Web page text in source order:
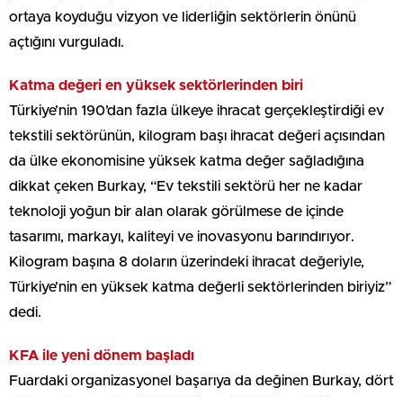
ortaya koyduğu vizyon ve liderliğin sektörlerin önünü
açtığını vurguladı.
Katma değeri en yüksek sektörlerinden biri
Türkiye’nin 190’dan fazla ülkeye ihracat gerçekleştirdiği ev
tekstili sektörünün, kilogram başı ihracat değeri açısından
da ülke ekonomisine yüksek katma değer sağladığına
dikkat çeken Burkay, “Ev tekstili sektörü her ne kadar
teknoloji yoğun bir alan olarak görülmese de içinde
tasarımı, markayı, kaliteyi ve inovasyonu barındırıyor.
Kilogram başına 8 doların üzerindeki ihracat değeriyle,
Türkiye’nin en yüksek katma değerli sektörlerinden biriyiz”
dedi.
KFA ile yeni dönem başladı
Fuardaki organizasyonel başarıya da değinen Burkay, dört